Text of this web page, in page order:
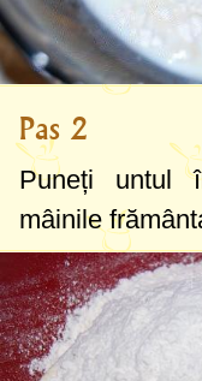
Pas 2
Puneți untul
mâinile